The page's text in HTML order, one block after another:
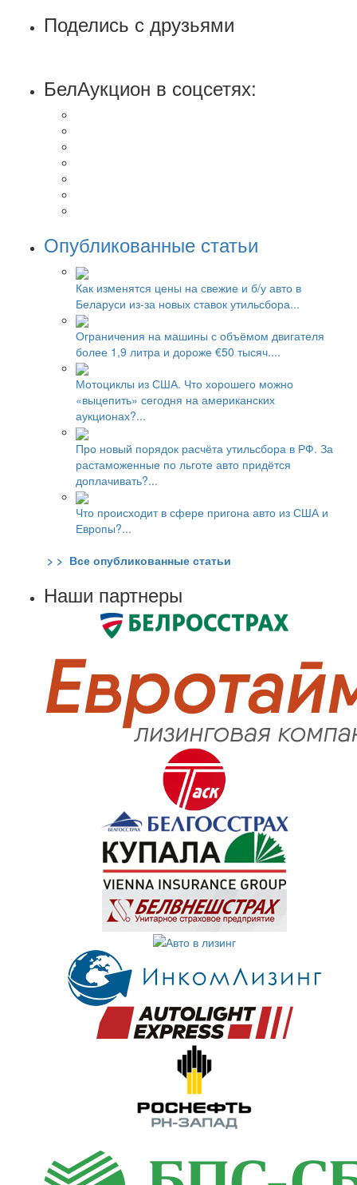
Поделись с друзьями
БелАукцион в соцсетях:
Опубликованные статьи
Как изменятся цены на свежие и б/у авто в
Беларуси из-за новых ставок утильсбора...
Ограничения на машины с объёмом двигателя
более 1,9 литра и дороже €50 тысяч....
Мотоциклы из США. Что хорошего можно
«выцепить» сегодня на американских
аукционах?...
Про новый порядок расчёта утильсбора в РФ. За
растаможенные по льготе авто придётся
доплачивать?...
Что происходит в сфере пригона авто из США и
Европы?...
> > Все опубликованные статьи
Наши партнеры